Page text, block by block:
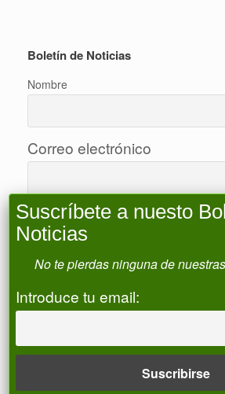
Boletín de Noticias
Nombre
Correo electrónico
Acepto la política de privacidad
Buscar
Suscríbete a nuesto
Noticias
No te pierdas ninguna de
Introduce tu email: